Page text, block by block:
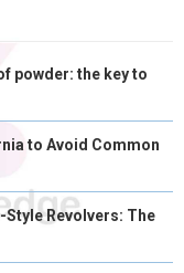
powder: the key to
to Avoid Common
Revolvers: The